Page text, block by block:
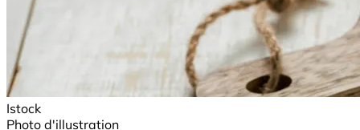
Istock
Photo d'illustration